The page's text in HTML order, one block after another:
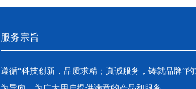
服务宗旨
遵循“科技创新，品质求精；真诚服务，铸就品牌”